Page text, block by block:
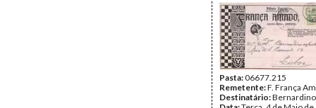
Pasta:06677.215
Remetente:F. França
Destinatário: